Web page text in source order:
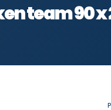
team 90